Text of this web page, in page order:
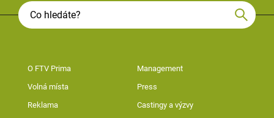
O FTV Prima Management
Volná místa Press
Reklama Castingy a výzvy